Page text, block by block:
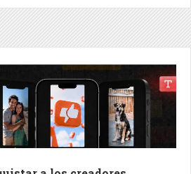
de entretenimiento más